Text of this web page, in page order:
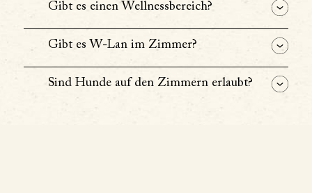
Gibt es einen Wellnessbereich?
Gibt es W-Lan im Zimmer?
Sind Hunde auf den Zimmern erlaubt?